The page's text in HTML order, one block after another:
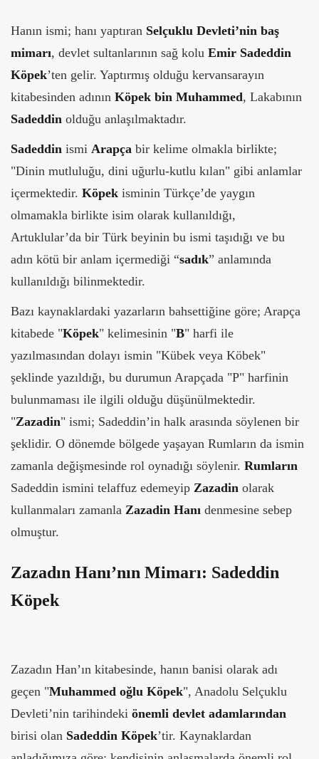
Hanın ismi; hanı yaptıran Selçuklu Devleti’nin baş
mimarı, devlet sultanlarının sağ kolu Emir Sadeddin
Köpek’ten gelir. Yaptırmış olduğu kervansarayın
kitabesinden adının Köpek bin Muhammed, Lakabının
Sadeddin olduğu anlaşılmaktadır.
Sadeddin ismi Arapça bir kelime olmakla birlikte;
"Dinin mutluluğu, dini uğurlu-kutlu kılan" gibi anlamlar
içermektedir. Köpek isminin Türkçe’de yaygın
olmamakla birlikte isim olarak kullanıldığı,
Artuklular’da bir Türk beyinin bu ismi taşıdığı ve bu
adın kötü bir anlam içermediği “sadık” anlamında
kullanıldığı bilinmektedir.
Bazı kaynaklardaki yazarların bahsettiğine göre; Arapça
kitabede "Köpek" kelimesinin "B" harfi ile
yazılmasından dolayı ismin "Kübek veya Köbek"
şeklinde yazıldığı, bu durumun Arapçada "P" harfinin
bulunmaması ile ilgili olduğu düşünülmektedir.
"Zazadin" ismi; Sadeddin’in halk arasında söylenen bir
şeklidir. O dönemde bölgede yaşayan Rumların da ismin
zamanla değişmesinde rol oynadığı söylenir. Rumların
Sadeddin ismini telaffuz edemeyip Zazadin olarak
kullanmaları zamanla Zazadin Hanı denmesine sebep
olmuştur.
Zazadın Hanı’nın Mimarı: Sadeddin
Köpek
Zazadın Han’ın kitabesinde, hanın banisi olarak adı
geçen "Muhammed oğlu Köpek", Anadolu Selçuklu
Devleti’nin tarihindeki önemli devlet adamlarından
birisi olan Sadeddin Köpek’tir. Kaynaklardan